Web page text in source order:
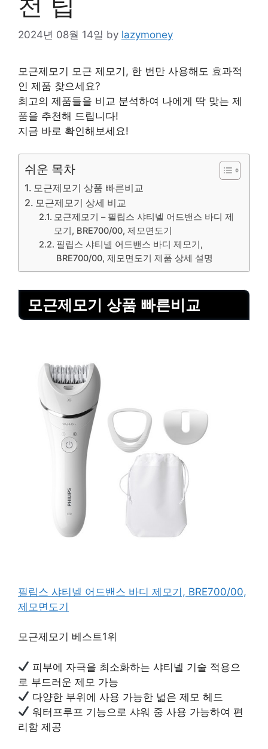
2024년 08월 14일 by lazymoney
모근제모기 모근 제모기, 한 번만 사용해도 효과적
인 제품 찾으세요?
최고의 제품들을 비교 분석하여 나에게 딱 맞는 제
품을 추천해 드립니다!
지금 바로 확인해보세요!
쉬운 목차
모근제모기 상품 빠른비교
모근제모기 상세 비교
모근제모기 – 필립스 샤티넬 어드밴스 바디 제
모기, BRE700/00, 제모면도기
필립스 샤티넬 어드밴스 바디 제모기,
BRE700/00, 제모면도기 제품 상세 설명
모근제모기 상품 빠른비교
필립스 샤티넬 어드밴스 바디 제모기, BRE700/00,
제모면도기
모근제모기 베스트1위
피부에 자극을 최소화하는 샤티넬 기술 적용으
로 부드러운 제모 가능
다양한 부위에 사용 가능한 넓은 제모 헤드
워터프루프 기능으로 샤워 중 사용 가능하여 편
리함 제공